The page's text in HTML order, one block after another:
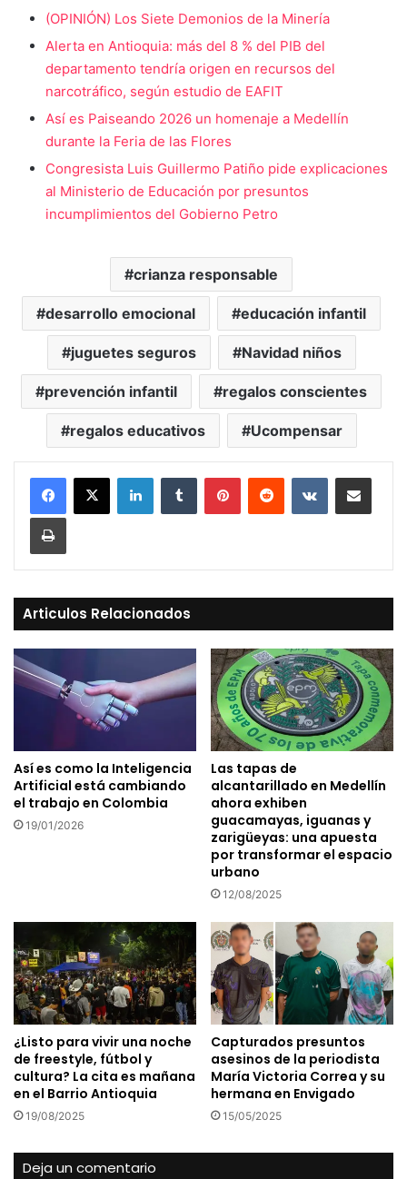
(OPINIÓN) Los Siete Demonios de la Minería
Alerta en Antioquia: más del 8 % del PIB del
departamento tendría origen en recursos del
narcotráfico, según estudio de EAFIT
Así es Paiseando 2026 un homenaje a Medellín
durante la Feria de las Flores
Congresista Luis Guillermo Patiño pide explicaciones
al Ministerio de Educación por presuntos
incumplimientos del Gobierno Petro
crianza responsable
desarrollo emocional educación infantil
juguetes seguros Navidad niños
prevención infantil regalos conscientes
regalos educativos Ucompensar
LinkedInTumblr PinterestReddit VKontakteCompartir vía Mail
Print
Articulos Relacionados
Así es como la Inteligencia
Artificial está cambiando
el trabajo en Colombia
19/01/2026
Las tapas de
alcantarillado en Medellín
ahora exhiben
guacamayas, iguanas y
zarigüeyas: una apuesta
por transformar el espacio
urbano
12/08/2025
¿Listo para vivir una noche
de freestyle, fútbol y
cultura? La cita es mañana
en el Barrio Antioquia
19/08/2025
Capturados presuntos
asesinos de la periodista
María Victoria Correa y su
hermana en Envigado
15/05/2025
Deja un comentario